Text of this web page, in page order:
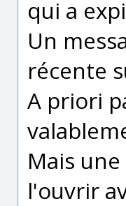
qui a
Un
récente
A priori
Mais
l'ouvrir